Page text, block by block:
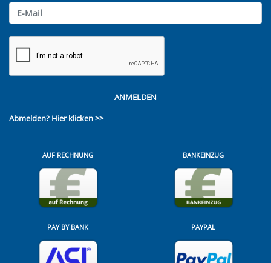
ANMELDEN
Abmelden? Hier klicken >>
AUF RECHNUNG BANKEINZUG
PAY BY BANK PAYPAL